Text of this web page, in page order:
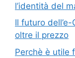
l’identità del
Il futuro
oltre il prezzo
Perchè è utile